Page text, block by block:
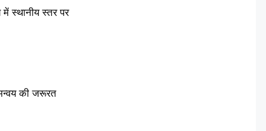
स्थानीय स्तर पर
की जरूरत